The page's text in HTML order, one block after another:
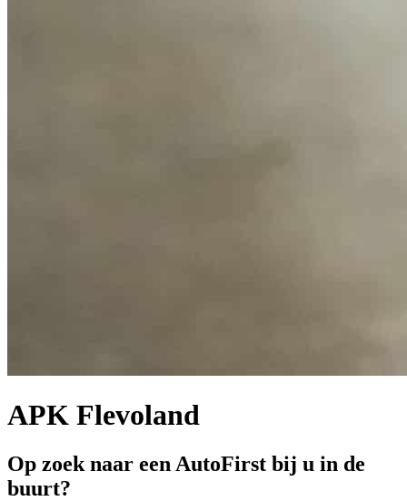
APK Flevoland
Op zoek naar een AutoFirst bij u in de
buurt?